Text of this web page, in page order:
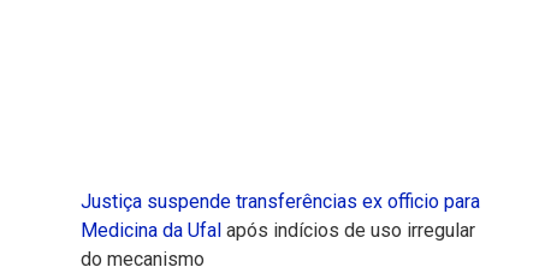
Justiça suspende transferências ex officio para
Medicina da Ufalapós indícios de uso irregular
do mecanismo